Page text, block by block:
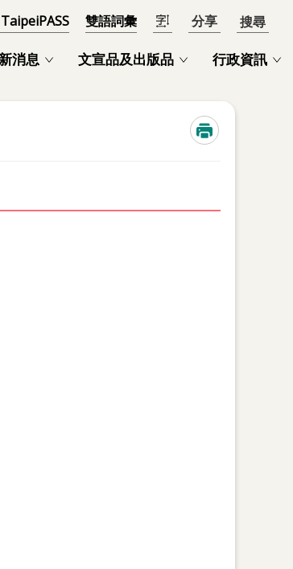
雙語詞彙
消息 文宣品及出版品 行政資訊